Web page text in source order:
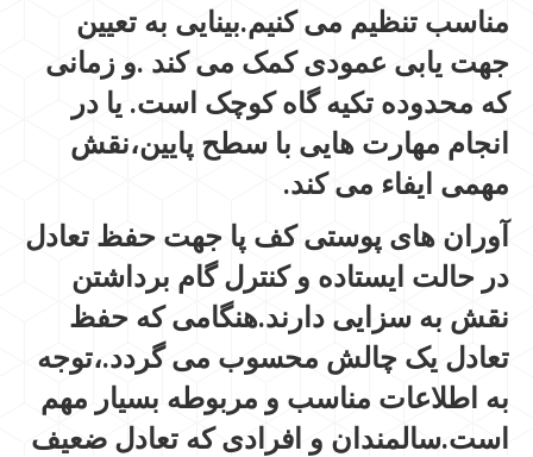
مناسب تنظیم می کنیم.بینایی به تعیین
جهت یابی عمودی کمک می کند .و زمانی
که محدوده تکیه گاه کوچک است. یا در
انجام مهارت هایی با سطح پایین،نقش
مهمی ایفاء می کند.
آوران های پوستی کف پا جهت حفظ تعادل
در حالت ایستاده و کنترل گام برداشتن
نقش به سزایی دارند.هنگامی که حفظ
تعادل یک چالش محسوب می گردد.،توجه
به اطلاعات مناسب و مربوطه بسیار مهم
است.سالمندان و افرادی که تعادل ضعیف